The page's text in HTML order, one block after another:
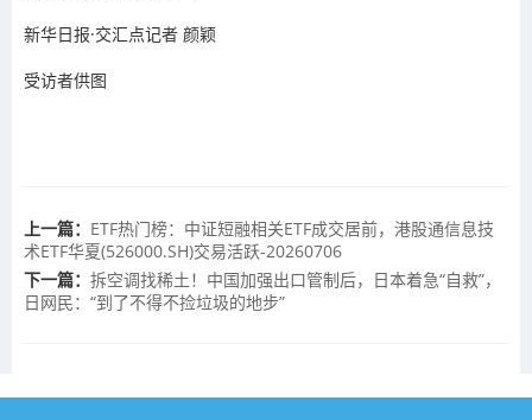
新华日报·交汇点记者 颜颖
受访者供图
上一篇： ETF热门榜：中证短融相关ETF成交居前，港股通信息技
术ETF华夏(526000.SH)交易活跃-20260706
下一篇： 拆空调找稀土！中国加强出口管制后，日本着急“自救”，
日网民：“到了不得不捡垃圾的地步”